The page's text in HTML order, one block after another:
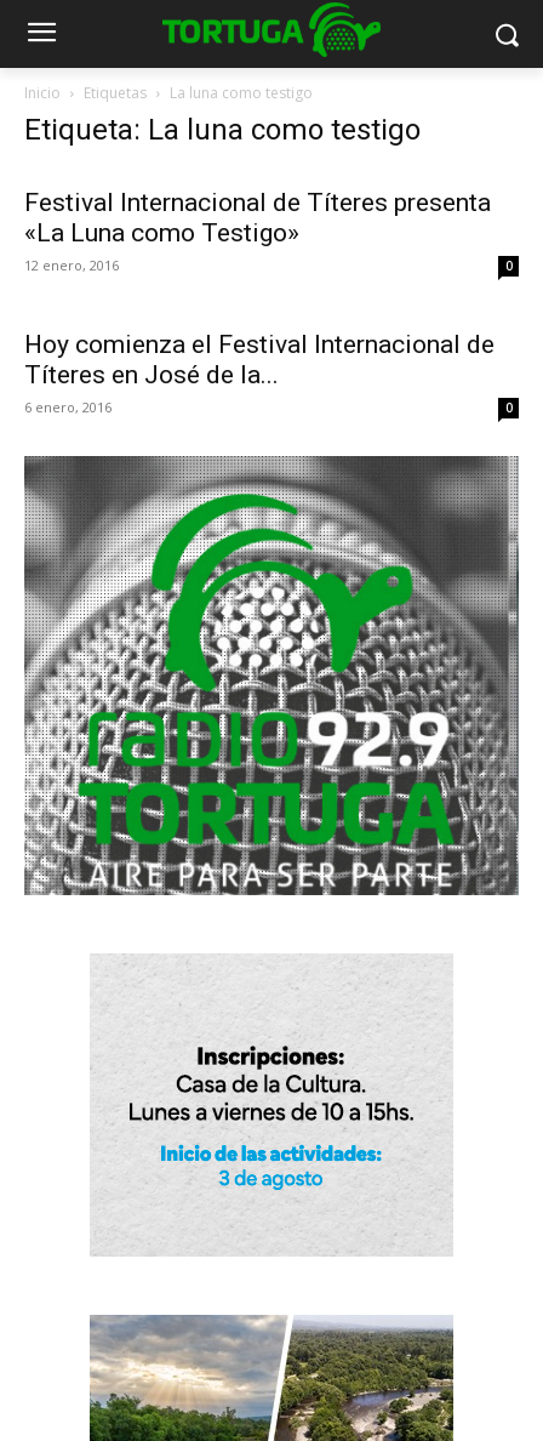
Inicio Etiquetas La luna como testigo
Etiqueta: La luna como testigo
Festival Internacional de Títeres presenta
«La Luna como Testigo»
12 enero, 2016 0
Hoy comienza el Festival Internacional de
Títeres en José de la...
6 enero, 2016 0